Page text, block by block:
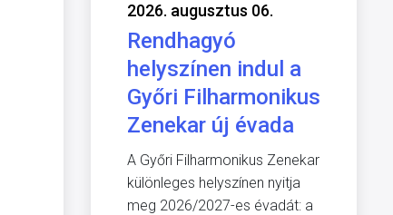
2026. augusztus 06.
Rendhagyó
helyszínen indul a
Győri Filharmonikus
Zenekar új évada
A Győri Filharmonikus Zenekar
különleges helyszínen nyitja
meg 2026/2027-es évadát: a